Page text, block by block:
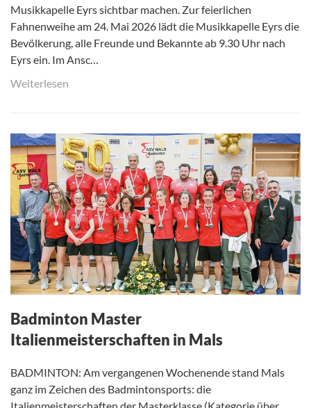
Musikkapelle Eyrs sichtbar machen. Zur feierlichen
Fahnenweihe am 24. Mai 2026 lädt die Musikkapelle Eyrs die
Bevölkerung, alle Freunde und Bekannte ab 9.30 Uhr nach
Eyrs ein. Im Ansc…
Weiterlesen
Badminton Master
Italienmeisterschaften in Mals
BADMINTON: Am vergangenen Wochenende stand Mals
ganz im Zeichen des Badmintonsports: die